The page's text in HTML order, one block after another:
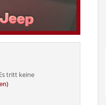
tritt keine